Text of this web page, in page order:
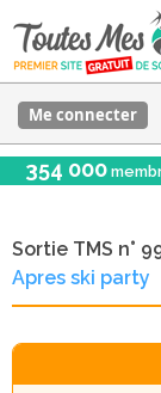
Me connecter
354 000
Sortie TMS n°
Apres ski party